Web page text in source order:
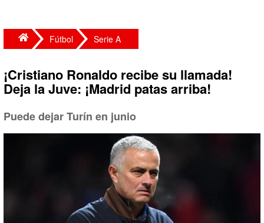
Fútbol Serie A
¡Cristiano Ronaldo recibe su llamada!
Deja la Juve: ¡Madrid patas arriba!
Puede dejar Turín en junio